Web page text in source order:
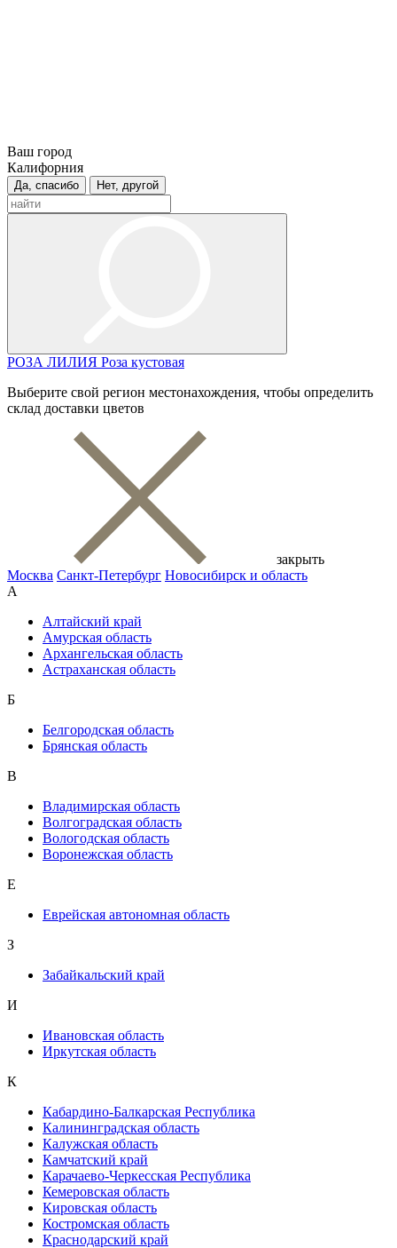
Ваш город
Калифорния
Да, спасибо Нет, другой
РОЗА ЛИЛИЯ Роза кустовая
Выберите свой регион местонахождения, чтобы определить
склад доставки цветов
закрыть
Москва Санкт-Петербург Новосибирск и область
А
Алтайский край
Амурская область
Архангельская область
Астраханская область
Б
Белгородская область
Брянская область
В
Владимирская область
Волгоградская область
Вологодская область
Воронежская область
Е
Еврейская автономная область
З
Забайкальский край
И
Ивановская область
Иркутская область
К
Кабардино-Балкарская Республика
Калининградская область
Калужская область
Камчатский край
Карачаево-Черкесская Республика
Кемеровская область
Кировская область
Костромская область
Краснодарский край